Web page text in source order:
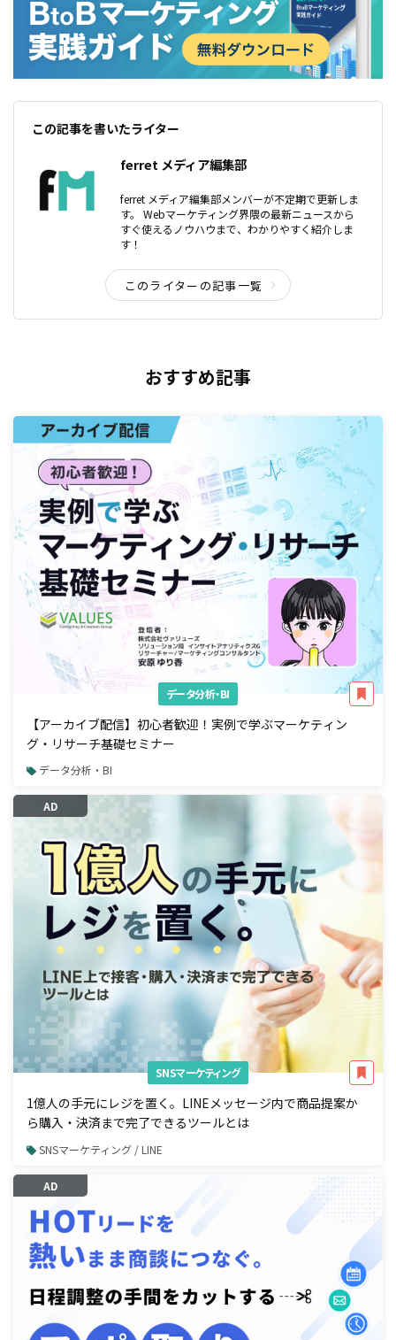
この記事を書いたライター
ferret メディア編集部
ferret メディア編集部メンバーが不定期で更新しま
す。 Webマーケティング界隈の最新ニュースから
すぐ使えるノウハウまで、わかりやすく紹介しま
す！
このライターの記事一覧
おすすめ記事
データ分析・BI
【アーカイブ配信】初心者歓迎！実例で学ぶマーケティン
グ・リサーチ基礎セミナー
データ分析・BI
AD
SNSマーケティング
1億人の手元にレジを置く。LINEメッセージ内で商品提案か
ら購入・決済まで完了できるツールとは
SNSマーケティング / LINE
AD